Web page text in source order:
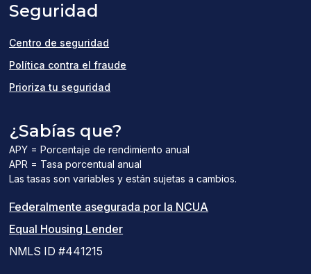
Seguridad
Centro de seguridad
Política contra el fraude
Prioriza tu seguridad
¿Sabías que?
APY = Porcentaje de rendimiento anual
APR = Tasa porcentual anual
Las tasas son variables y están sujetas a cambios.
Federalmente asegurada por la NCUA
Equal Housing Lender(el
NMLS ID #441215